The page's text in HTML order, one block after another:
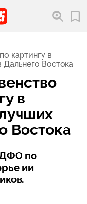
картингу в
Востока
в
Востока
ДФО по
ии